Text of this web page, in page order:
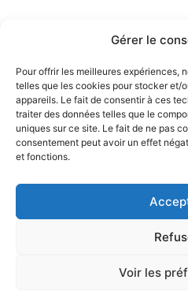
Gérer le
Pour offrir les meilleures expériences,
telles que les cookies pour stocker et/
appareils. Le fait de consentir à ces
traiter des données telles que le
uniques sur ce site. Le fait de ne pas
consentement peut avoir un effet
et fonctions.
Voir les
Politique de confidentialité
Contact
Soutenez